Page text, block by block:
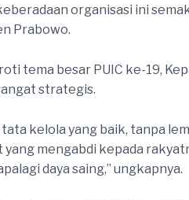
organisasi ini
Prabowo.
tema besar PUIC ke-19,
strategis.
tata kelola yang baik, tanpa
yang mengabdi kepada
daya saing,” ungkapnya.